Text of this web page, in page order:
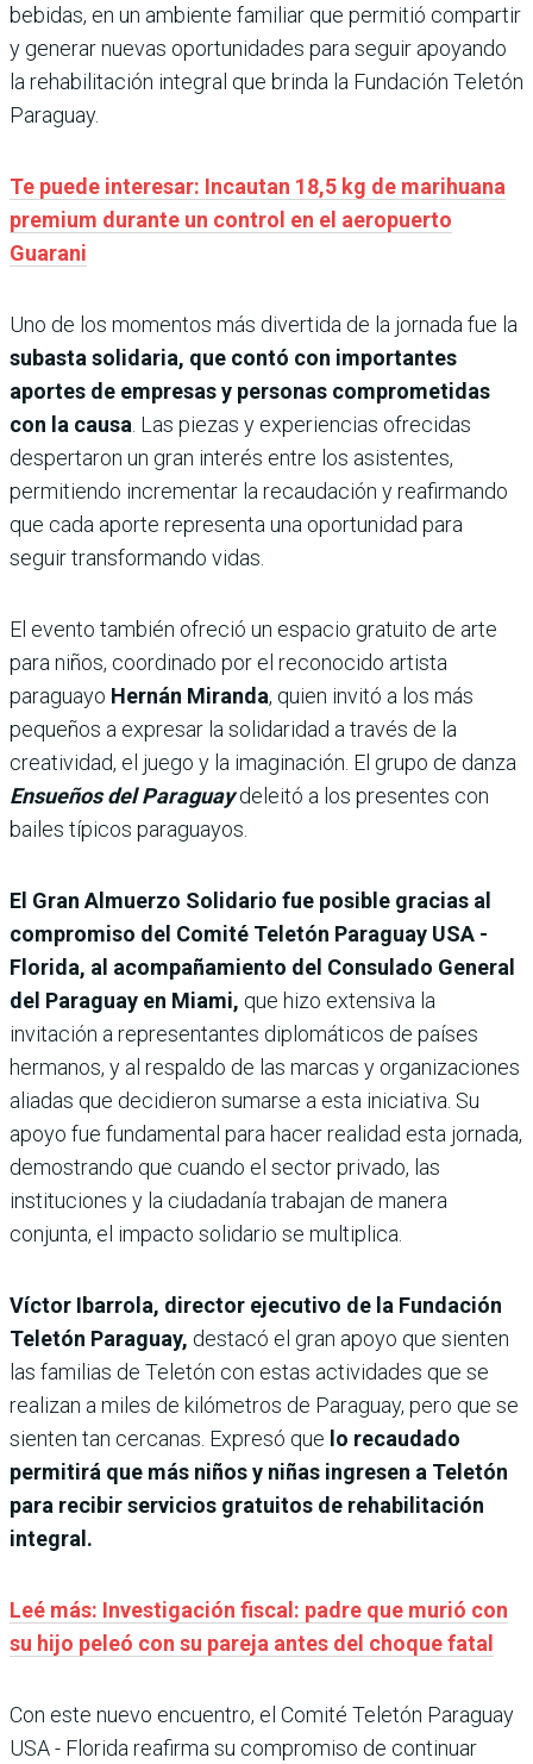
bebidas, en un ambiente familiar que permitió compartir
y generar nuevas oportunidades para seguir apoyando
la rehabilitación integral que brinda la Fundación Teletón
Paraguay.
Te puede interesar: Incautan 18,5 kg de marihuana
premium durante un control en el aeropuerto
Guarani
Uno de los momentos más divertida de la jornada fue la
subasta solidaria, que contó con importantes
aportes de empresas y personas comprometidas
con la causa . Las piezas y experiencias ofrecidas
despertaron un gran interés entre los asistentes,
permitiendo incrementar la recaudación y reafirmando
que cada aporte representa una oportunidad para
seguir transformando vidas.
El evento también ofreció un espacio gratuito de arte
para niños, coordinado por el reconocido artista
paraguayo Hernán Miranda, quien invitó a los más
pequeños a expresar la solidaridad a través de la
creatividad, el juego y la imaginación. El grupo de danza
Ensueños del Paraguaydeleitó a los presentes con
bailes típicos paraguayos.
El Gran Almuerzo Solidario fue posible gracias al
compromiso del Comité Teletón Paraguay USA -
Florida, al acompañamiento del Consulado General
del Paraguay en Miami, que hizo extensiva la
invitación a representantes diplomáticos de países
hermanos, y al respaldo de las marcas y organizaciones
aliadas que decidieron sumarse a esta iniciativa. Su
apoyo fue fundamental para hacer realidad esta jornada,
demostrando que cuando el sector privado, las
instituciones y la ciudadanía trabajan de manera
conjunta, el impacto solidario se multiplica.
Víctor Ibarrola, director ejecutivo de la Fundación
Teletón Paraguay, destacó el gran apoyo que sienten
las familias de Teletón con estas actividades que se
realizan a miles de kilómetros de Paraguay, pero que se
sienten tan cercanas. Expresó que lo recaudado
permitirá que más niños y niñas ingresen a Teletón
para recibir servicios gratuitos de rehabilitación
integral.
Leé más: Investigación fiscal: padre que murió con
su hijo peleó con su pareja antes del choque fatal
Con este nuevo encuentro, el Comité Teletón Paraguay
USA - Florida reafirma su compromiso de continuar